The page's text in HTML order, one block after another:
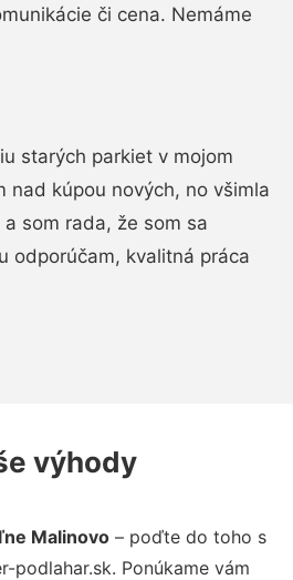
či cena. Nemáme
starých parkiet v mojom
nad kúpou nových, no všimla
som rada, že som sa
odporúčam, kvalitná práca
výhody
Malinovo– poďte do toho s
podlahar.sk. Ponúkame vám